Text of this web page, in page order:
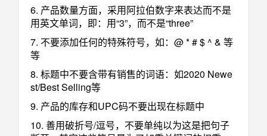
6. 产品数量方面，采用阿拉伯数字来表达而不是
用英文单词，即：用“3”，而不是“three”
7. 不要添加任何的特殊符号，如：@ * # $ ^ & 等
等
8. 标题中不要含带有销售的词语：如2020 Newe
st/Best Selling等
9. 产品的库存和UPC码不要出现在标题中
10. 善用破折号/逗号，不要单纯以为这是把句子